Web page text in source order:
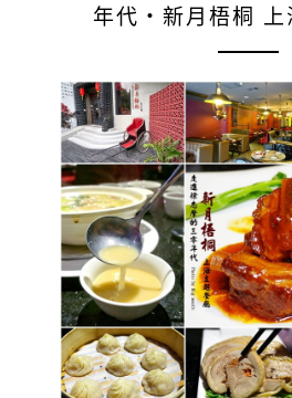
年代‧新月梧桐 上